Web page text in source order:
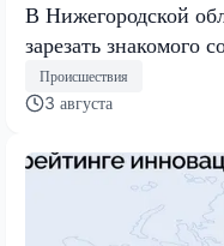
В Нижегородской
зарезать знакомого
Происшествия
3 августа